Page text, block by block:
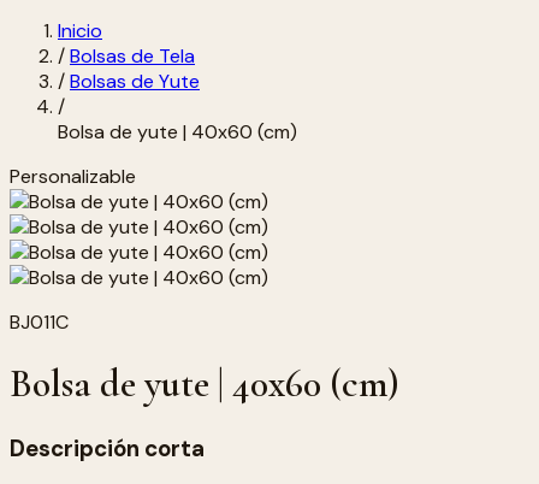
Inicio
/Bolsas de Tela
/Bolsas de Yute
/
Bolsa de yute | 40x60 (cm)
Personalizable
BJ011C
Bolsa de yute | 40x60 (cm)
Descripción corta